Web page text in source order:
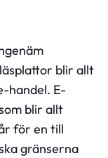
blir allt
handel. E-
blir allt
för en till
gränserna